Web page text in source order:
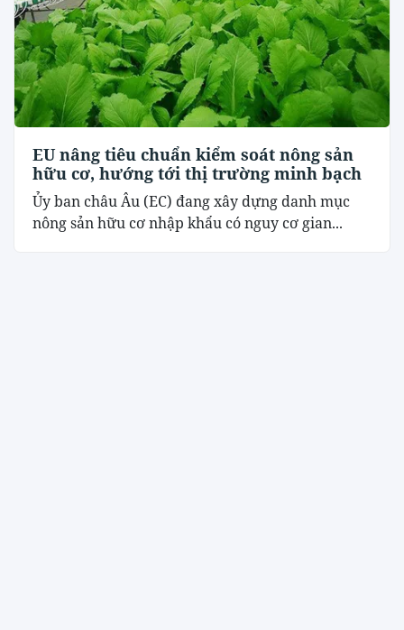
EU nâng tiêu chuẩn kiểm soát nông sản
hữu cơ, hướng tới thị trường minh bạch
Ủy ban châu Âu (EC) đang xây dựng danh mục
nông sản hữu cơ nhập khẩu có nguy cơ gian...